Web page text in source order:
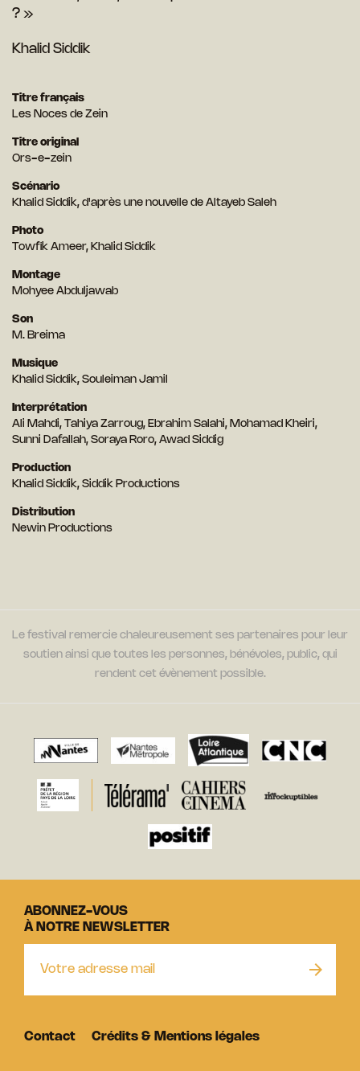
? »
Khalid Siddik
Titre français
Les Noces de Zein
Titre original
Ors-e-zein
Scénario
Khalid Siddik, d'après une nouvelle de Altayeb Saleh
Photo
Towfik Ameer, Khalid Siddik
Montage
Mohyee Abduljawab
Son
M. Breima
Musique
Khalid Siddik, Souleiman Jamil
Interprétation
Ali Mahdi, Tahiya Zarroug, Ebrahim Salahi, Mohamad Kheiri,
Sunni Dafallah, Soraya Roro, Awad Siddig
Production
Khalid Siddik, Siddik Productions
Distribution
Newin Productions
Le festival remercie chaleureusement ses partenaires pour leur
soutien ainsi que toutes les personnes, bénévoles, public, qui
rendent cet évènement possible.
ABONNEZ-VOUS
À NOTRE NEWSLETTER
Contact Crédits & Mentions légales